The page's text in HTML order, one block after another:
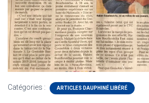
Catégories : ARTICLES DAUPHINÉ LIBÉRÉ